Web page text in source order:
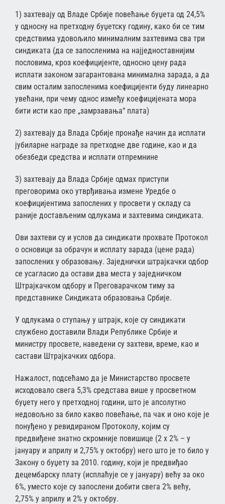
1) захтевају од Владе Србије повећање буџета од 24,5%
у односну на претходну буџетску годину, како би се тим
средствима удовољило минималним захтевима сва три
синдиката (да се запосленима на најједноставнијим
пословима, кроз коефицијенте, односно цену рада
исплати законом загарантована минимална зарада, а да
свим осталим запосленима коефицијенти буду линеарно
увећани, при чему однос између коефицијената мора
бити исти као пре „замрзавања“ плата)
2) захтевају да Влада Србије пронађе начин да исплати
јубиларне награде за претходне две године, као и да
обезбеди средства и исплати отпремнине
3) захтевају да Влада Србије одмах приступи
преговорима око утврђивања измене Уредбе о
коефицијентима запослених у просвети у складу са
раније достављеним одлукама и захтевима синдиката.
Ови захтеви су и услов да синдикати прохвате Протокол
о основици за обрачун и исплату зарада (цене рада)
запослених у образовању. Заједнички штрајкачки одбор
се усагласио да остави два места у заједничком
Штрајкачком одбору и Преговарачком тиму за
представнике Синдиката образовања Србије.
У одлукама о ступању у штрајк, које су синдикати
службено доставили Влади Републике Србије и
министру просвете, наведени су захтеви, време, као и
састави Штрајкачких одбора.
Нажалост, подсећамо да је Министарство просвете
исходовало свега 5,3% средстава више у просветном
буџету него у претходној години, што је апсолутно
недовољно за било какво повећање, па чак и оно које је
понуђено у ревидираном Протоколу, којим су
предвиђене знатно скромније повишице (2 x 2% – у
јануару и априлу и 2,75% у октобру) него што је то било у
Закону о буџету за 2010. годину, који је предвиђао
децембарску плату (исплаћује се у јануару) већу за око
6%, уместо које су запослени добити свега 2% већу,
2,75% у априлу и 2% у октобру.